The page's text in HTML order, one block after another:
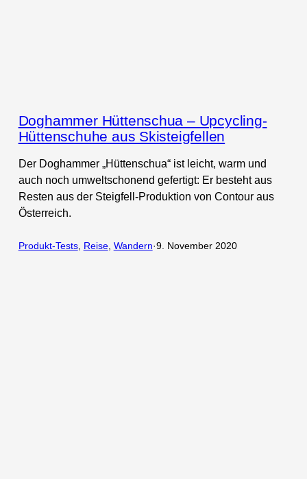
Doghammer Hüttenschua – Upcycling-
Hüttenschuhe aus Skisteigfellen
Der Doghammer „Hüttenschua“ ist leicht, warm und
auch noch umweltschonend gefertigt: Er besteht aus
Resten aus der Steigfell-Produktion von Contour aus
Österreich.
Produkt-Tests, Reise, Wandern·9. November 2020